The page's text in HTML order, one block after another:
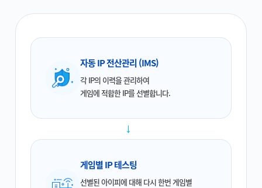
자동 IP 전산관리 (IMS)
각 IP의 이력을 관리하여
게임에 적합한 IP를 선별합니다.
→
게임별 IP 테스팅
선별된 아이피에 대해 다시 한번 게임별